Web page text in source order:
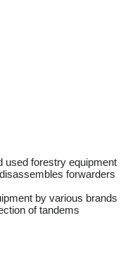
used forestry equipment
forwarders
by various brands
of tandems